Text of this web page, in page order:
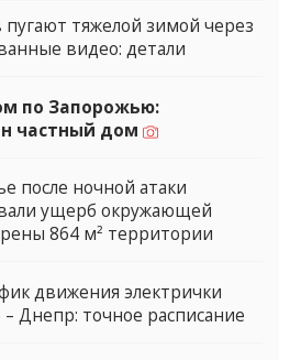
тяжелой зимой через
видео: детали
по Запорожью:
частный дом
после ночной атаки
ущерб окружающей
864 м² территории
движения электрички
Днепр: точное расписание